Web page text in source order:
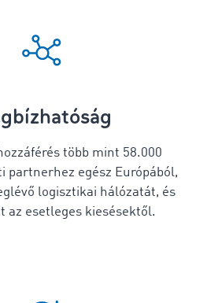
több mint 58.000
partnerhez egész Európából,
logisztikai hálózatát, és
az esetleges kiesésektől.